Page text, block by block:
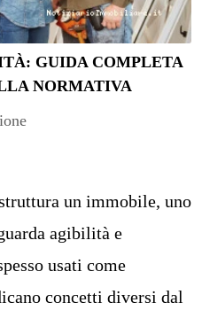
GUIDA COMPLETA
NORMATIVA
un immobile, uno
agibilità e
usati come
concetti diversi dal